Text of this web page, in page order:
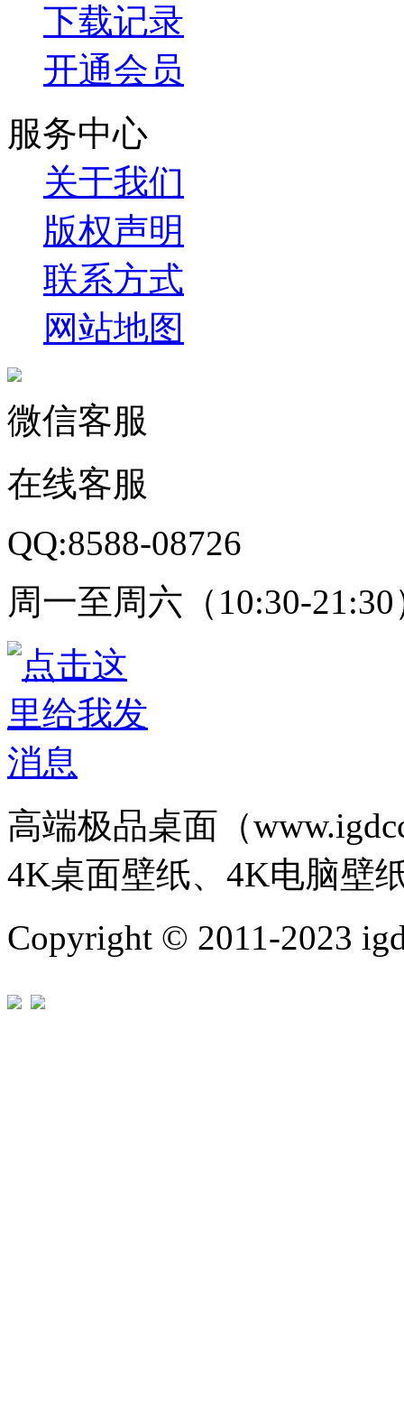
下载记录
开通会员
服务中心
关于我们
版权声明
联系方式
网站地图
微信客服
在线客服
QQ:8588-08726
周一至周六（10:30-21:30
高端极品桌面（
4K桌面壁纸、4K电脑壁
Copyright © 2011-2023